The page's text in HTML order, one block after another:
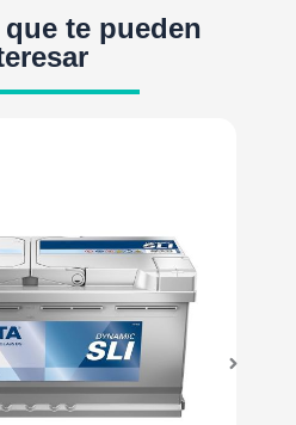
te pueden